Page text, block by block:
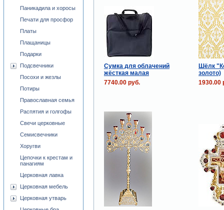
Сумка для облачений
жёсткая малая
Шёлк
золото)
7740.00 руб.
1930.00
Паникадила и хоросы
Печати для просфор
Платы
Плащаницы
Подарки
Подсвечники
Посохи и жезлы
Потиры
Православная семья
Распятия и голгофы
Свечи церковные
Семисвечники
Хоругви
Цепочки к крестам и
панагиям
Церковная лавка
Церковная мебель
Церковная утварь